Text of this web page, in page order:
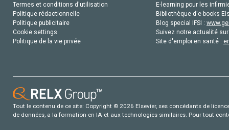
Termes et conditions d'utilisation
Politique rédactionnelle
Politique publicitaire
Cookie settings
Politique de la vie privée
E-learning pour les
Bibliothèque d'e-books
Blog special IFSI :
Suivez notre actualité
Site d'emploi en santé :
Tout le contenu de ce site: Copyright © 2026 Elsevier, ses concédants de
de données, a la formation en IA et aux technologies similaires. Pour tout